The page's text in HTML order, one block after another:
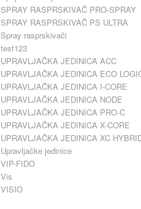
SPRAY RASPRSKIVAČ PRO-SPRAY
SPRAY RASPRSKIVAČ PS ULTRA
Spray rasprskivači
test123
UPRAVLJAČKA JEDINICA ACC
UPRAVLJAČKA JEDINICA ECO
UPRAVLJAČKA JEDINICA I-CORE
UPRAVLJAČKA JEDINICA NODE
UPRAVLJAČKA JEDINICA PRO-C
UPRAVLJAČKA JEDINICA X-CORE
UPRAVLJAČKA JEDINICA XC
Upravljačke jedinice
VIP-FIDO
Vis
VISIO